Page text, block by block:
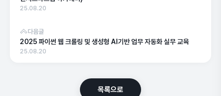
25.08.20
다음글
2025 파이썬 웹 크롤링 및 생성형 AI기반 업무 자동화 실무 교육
25.08.20
목록으로